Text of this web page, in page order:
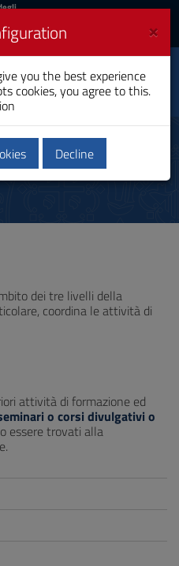
News
dei tre livelli della
coordina le attività di
attività di formazione ed
o corsi divulgativi o
essere trovati alla
×
you the best experience
cookies, you agree to this.
Decline